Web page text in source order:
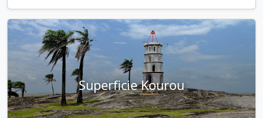
Superficie Kourou